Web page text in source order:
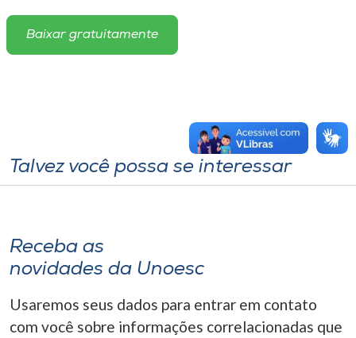
Baixar gratuitamente
Talvez você possa se interessar
Receba as
novidades da Unoesc
Usaremos seus dados para entrar em contato
com você sobre informações correlacionadas que